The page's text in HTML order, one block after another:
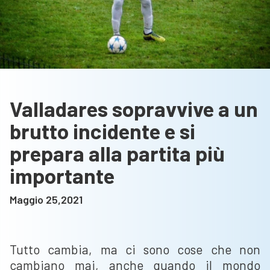
Valladares sopravvive a un
brutto incidente e si
prepara alla partita più
importante
Maggio 25,2021
Tutto cambia, ma ci sono cose che non
cambiano mai, anche quando il mondo